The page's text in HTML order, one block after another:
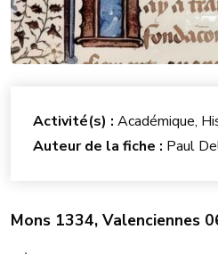
Mons 1334, Valenciennes
Activité(s) : Académique,
Auteur de la fiche : Paul